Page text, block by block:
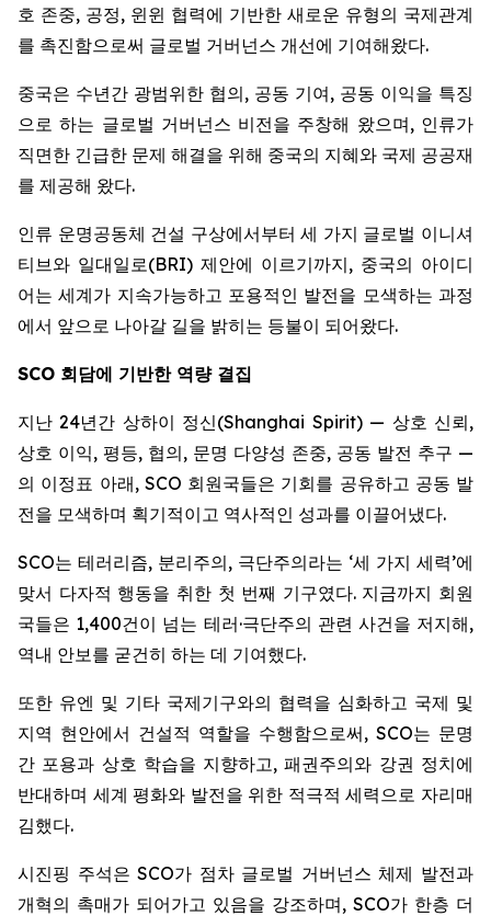
호 존중, 공정, 윈윈 협력에 기반한 새로운 유형의 국제관계
를 촉진함으로써 글로벌 거버넌스 개선에 기여해왔다.
중국은 수년간 광범위한 협의, 공동 기여, 공동 이익을 특징
으로 하는 글로벌 거버넌스 비전을 주창해 왔으며, 인류가
직면한 긴급한 문제 해결을 위해 중국의 지혜와 국제 공공재
를 제공해 왔다.
인류 운명공동체 건설 구상에서부터 세 가지 글로벌 이니셔
티브와 일대일로(BRI) 제안에 이르기까지, 중국의 아이디
어는 세계가 지속가능하고 포용적인 발전을 모색하는 과정
에서 앞으로 나아갈 길을 밝히는 등불이 되어왔다.
SCO 회담에 기반한 역량 결집
지난 24년간 상하이 정신(Shanghai Spirit) — 상호 신뢰,
상호 이익, 평등, 협의, 문명 다양성 존중, 공동 발전 추구 —
의 이정표 아래, SCO 회원국들은 기회를 공유하고 공동 발
전을 모색하며 획기적이고 역사적인 성과를 이끌어냈다.
SCO는 테러리즘, 분리주의, 극단주의라는 ‘세 가지 세력’에
맞서 다자적 행동을 취한 첫 번째 기구였다. 지금까지 회원
국들은 1,400건이 넘는 테러·극단주의 관련 사건을 저지해,
역내 안보를 굳건히 하는 데 기여했다.
또한 유엔 및 기타 국제기구와의 협력을 심화하고 국제 및
지역 현안에서 건설적 역할을 수행함으로써, SCO는 문명
간 포용과 상호 학습을 지향하고, 패권주의와 강권 정치에
반대하며 세계 평화와 발전을 위한 적극적 세력으로 자리매
김했다.
시진핑 주석은 SCO가 점차 글로벌 거버넌스 체제 발전과
개혁의 촉매가 되어가고 있음을 강조하며, SCO가 한층 더